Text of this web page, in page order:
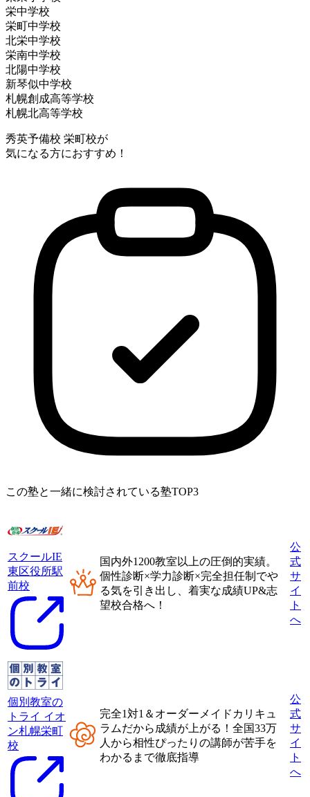
栄中学校
栄町中学校
北栄中学校
栄南中学校
北陽中学校
新琴似中学校
札幌創成高等学校
札幌北高等学校
秀英予備校 栄町校が
気になる方におすすめ！
この塾と一緒に検討されている塾TOP3
スクールIE
東区役所駅
前校
国内外1200教室以上の圧倒的実績。
個性診断×学力診断×完全担任制 でや
る気を引き出し、着実な成績UP&志
望校合格へ！
公
式
サ
イ
ト
へ
個別教室の
トライ イオ
ン札幌栄町
校
完全1対1＆オーダーメイドカリキュ
ラムだから成績が上がる！ 全国33万
人から相性ぴったりの講師が苦手を
わかるまで徹底指導
公
式
サ
イ
ト
へ